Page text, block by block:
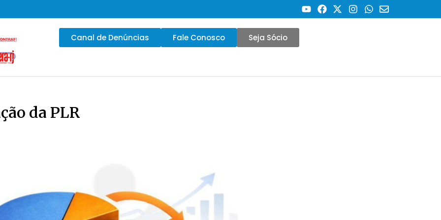
Canal de Denúncias Fale Conosco Seja Sócio
da PLR